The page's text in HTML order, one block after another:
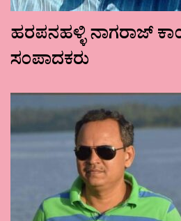
ಹರಪನಹಳ್ಳಿ ನಾಗರಾಜ್
ಸಂಪಾದಕರು